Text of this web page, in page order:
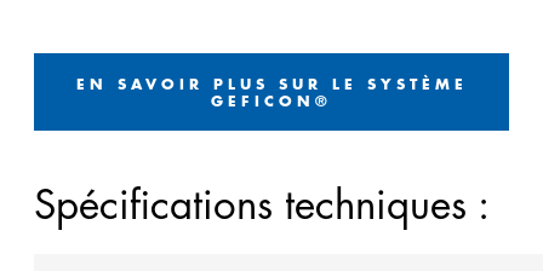
EN SAVOIR PLUS SUR LE SYSTÈME
GEFICON®
Spécifications techniques :